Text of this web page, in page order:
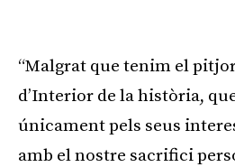
“Malgrat que tenim el
d’Interior de la història,
únicament pels seus
amb el nostre sacrifici